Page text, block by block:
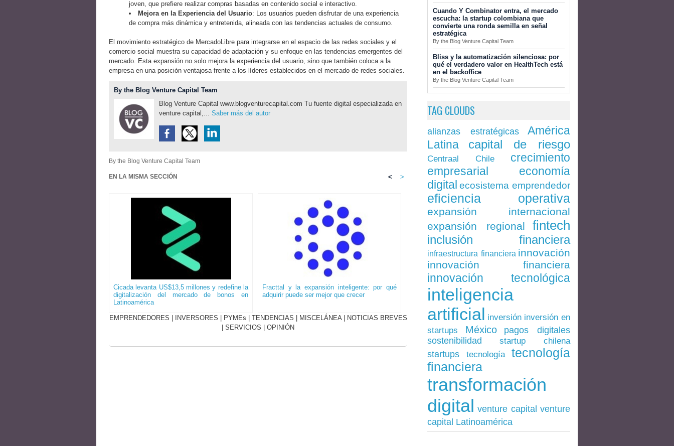
joven, que prefiere realizar compras basadas en contenido social e interactivo.
Mejora en la Experiencia del Usuario: Los usuarios pueden disfrutar de una experiencia
de compra más dinámica y entretenida, alineada con las tendencias actuales de consumo.
El movimiento estratégico de MercadoLibre para integrarse en el espacio de las redes sociales y el
comercio social muestra su capacidad de adaptación y su enfoque en las tendencias emergentes del
mercado. Esta expansión no solo mejora la experiencia del usuario, sino que también coloca a la
empresa en una posición ventajosa frente a los líderes establecidos en el mercado de redes sociales.
By the Blog Venture Capital Team
Blog Venture Capital www.blogventurecapital.com Tu fuente digital especializada en
venture capital,... Saber más del autor
By the Blog Venture Capital Team
EN LA MISMA SECCIÓN < >
Cicada levanta US$13,5 millones y redefine la
digitalización del mercado de bonos en
Latinoamérica
Fracttal y la expansión inteligente: por qué
adquirir puede ser mejor que crecer
EMPRENDEDORES INVERSORES PYMEs TENDENCIAS MISCELÁNEA
NOTICIAS BREVES
SERVICIOS OPINIÓN
Cuando Y Combinator entra, el mercado
escucha: la startup colombiana que
convierte una ronda semilla en señal
estratégica
By the Blog Venture Capital Team
Bliss y la automatización silenciosa: por
qué el verdadero valor en HealthTech está
en el backoffice
By the Blog Venture Capital Team
TAG CLOUDS
alianzas estratégicas
América
Latina
capital de riesgo
Centraal Chile
crecimiento
empresarial
economía
digital ecosistema emprendedor
eficiencia operativa
expansión internacional
expansión regional
fintech
inclusión financiera
infraestructura financiera innovación
innovación financiera
innovación tecnológica
inteligencia
artificial inversión inversión en
startups
México pagos digitales
sostenibilidad startup chilena
startups tecnología
tecnología
financiera
transformación
digital venture capital venture
capital Latinoamérica